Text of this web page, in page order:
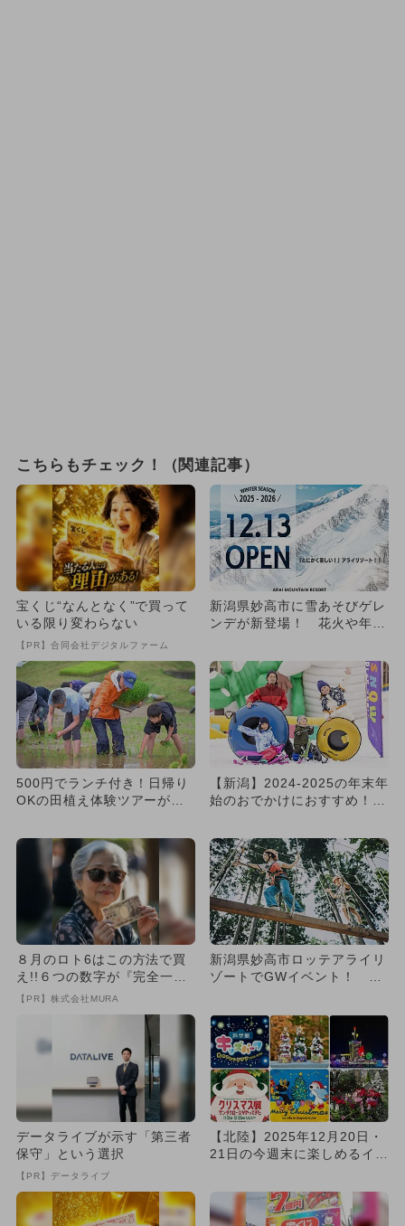
こちらもチェック！（関連記事）
宝くじ“なんとなく”で買って
いる限り変わらない
【PR】合同会社デジタルファーム
新潟県妙高市に雪あそびゲレ
ンデが新登場！ 花火や年越
500円でランチ付き！日帰り
OKの田植え体験ツアーが新
【新潟】2024-2025の年末年
始のおでかけにおすすめ！人
８月のロト6はこの方法で買
え!!６つの数字が『完全一
致』する方法
【PR】株式会社MURA
新潟県妙高市ロッテアライリ
ゾートでGWイベント！ ス
データライブが示す「第三者
保守」という選択
【PR】データライブ
【北陸】2025年12月20日・
21日の今週末に楽しめるイベ